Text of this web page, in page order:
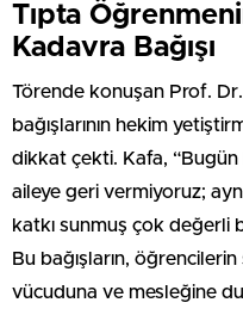
Tıpta
Kadavra Bağışı
Törende konuşan Prof.
bağışlarının hekim
dikkat çekti. Kafa,
aileye geri vermiyoruz;
katkı sunmuş çok değerli
Bu bağışların,
vücuduna ve mesleğine